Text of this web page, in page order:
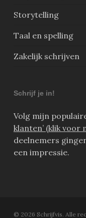
Storytelling
Taal en spelling
Zakelijk schrijven
Schrijf je in!
Volg mijn
klanten’ (klik voor
deelnemers
een impressie.
© 2026 Schrijfvis. Alle